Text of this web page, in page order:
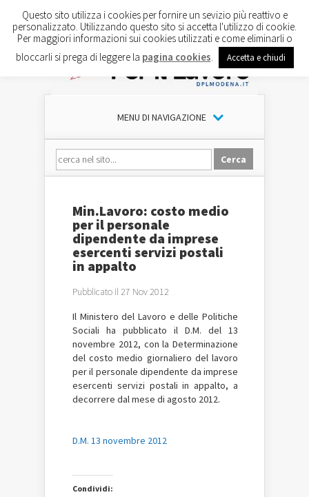
MENU DI NAVIGAZIONE
Min.Lavoro: costo medio
per il personale
dipendente da imprese
esercenti servizi postali
in appalto
Pubblicato il 27 Nov 2012
Il Ministero del Lavoro e delle Politiche
Sociali ha pubblicato il D.M. del 13
novembre 2012, con la Determinazione
del costo medio giornaliero del lavoro
per il personale dipendente da imprese
esercenti servizi postali in appalto, a
decorrere dal mese di agosto 2012.
D.M. 13 novembre 2012
Condividi:
Questo sito utilizza i cookies per fornire un sevizio più reattivo e
personalizzato. Utilizzando questo sito si accetta l'utilizzo di cookie.
Per maggiori informazioni sui cookies utilizzati e come eliminarli o
bloccarli si prega di leggere la pagina cookies Accetta e chiudi